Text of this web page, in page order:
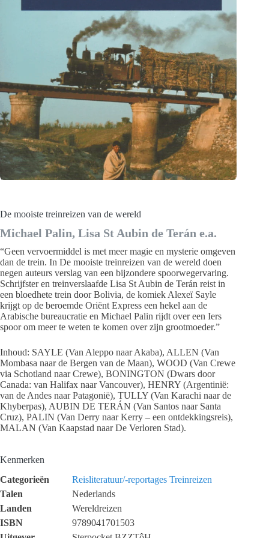
De mooiste treinreizen van de wereld
Michael Palin, Lisa St Aubin de Terán e.a.
“Geen vervoermiddel is met meer magie en mysterie omgeven
dan de trein. In De mooiste treinreizen van de wereld doen
negen auteurs verslag van een bijzondere spoorwegervaring.
Schrijfster en treinverslaafde Lisa St Aubin de Terán reist in
een bloedhete trein door Bolivia, de komiek Alexeï Sayle
krijgt op de beroemde Oriënt Express een hekel aan de
Arabische bureaucratie en Michael Palin rijdt over een Iers
spoor om meer te weten te komen over zijn grootmoeder.”
Inhoud: SAYLE (Van Aleppo naar Akaba), ALLEN (Van
Mombasa naar de Bergen van de Maan), WOOD (Van Crewe
via Schotland naar Crewe), BONINGTON (Dwars door
Canada: van Halifax naar Vancouver), HENRY (Argentinië:
van de Andes naar Patagonië), TULLY (Van Karachi naar de
Khyberpas), AUBIN DE TERÁN (Van Santos naar Santa
Cruz), PALIN (Van Derry naar Kerry – een ontdekkingsreis),
MALAN (Van Kaapstad naar De Verloren Stad).
Kenmerken
Categorieën
Reisliteratuur/-reportages Treinreizen
Talen
Nederlands
Landen
Wereldreizen
ISBN
9789041701503